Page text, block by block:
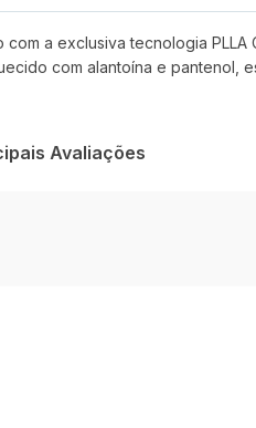
a exclusiva tecnologia
com alantoína e
Avaliações